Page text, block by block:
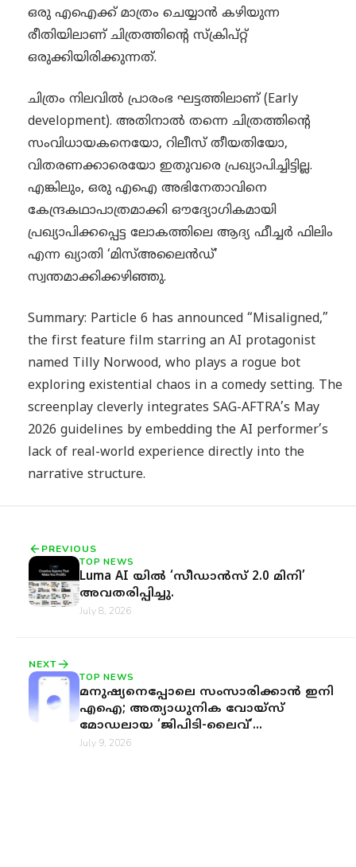
ഒരു എഐക്ക് മാത്രം ചെയ്യാൻ കഴിയുന്ന
രീതിയിലാണ് ചിത്രത്തിന്റെ സ്ക്രിപ്റ്റ്
ഒരുക്കിയിരിക്കുന്നത്.
ചിത്രം നിലവിൽ പ്രാരംഭ ഘട്ടത്തിലാണ് (Early
development). അതിനാൽ തന്നെ ചിത്രത്തിന്റെ
സംവിധായകനെയോ, റിലീസ് തീയതിയോ,
വിതരണക്കാരെയോ ഇതുവരെ പ്രഖ്യാപിച്ചിട്ടില്ല.
എങ്കിലും, ഒരു എഐ അഭിനേതാവിനെ
കേന്ദ്രകഥാപാത്രമാക്കി ഔദ്യോഗികമായി
പ്രഖ്യാപിക്കപ്പെട്ട ലോകത്തിലെ ആദ്യ ഫീച്ചർ ഫിലിം
എന്ന ഖ്യാതി ‘മിസ്അലൈൻഡ്’
സ്വന്തമാക്കിക്കഴിഞ്ഞു.
Summary: Particle 6 has announced “Misaligned,”
the first feature film starring an AI protagonist
named Tilly Norwood, who plays a rogue bot
exploring existential chaos in a comedy setting. The
screenplay cleverly integrates SAG-AFTRA’s May
2026 guidelines by embedding the AI performer’s
lack of real-world experience directly into the
narrative structure.
PREVIOUS
TOP NEWS
Luma AI യിൽ ‘സീഡാൻസ് 2.0 മിനി’
അവതരിപ്പിച്ചു.
July 8, 2026
NEXT
TOP NEWS
മനുഷ്യനെപ്പോലെ സംസാരിക്കാൻ ഇനി
എഐ; അത്യാധുനിക വോയ്‌സ്
മോഡലായ ‘ജിപിടി-ലൈവ്’
അവതരിപ്പിച്ചു
July 9, 2026